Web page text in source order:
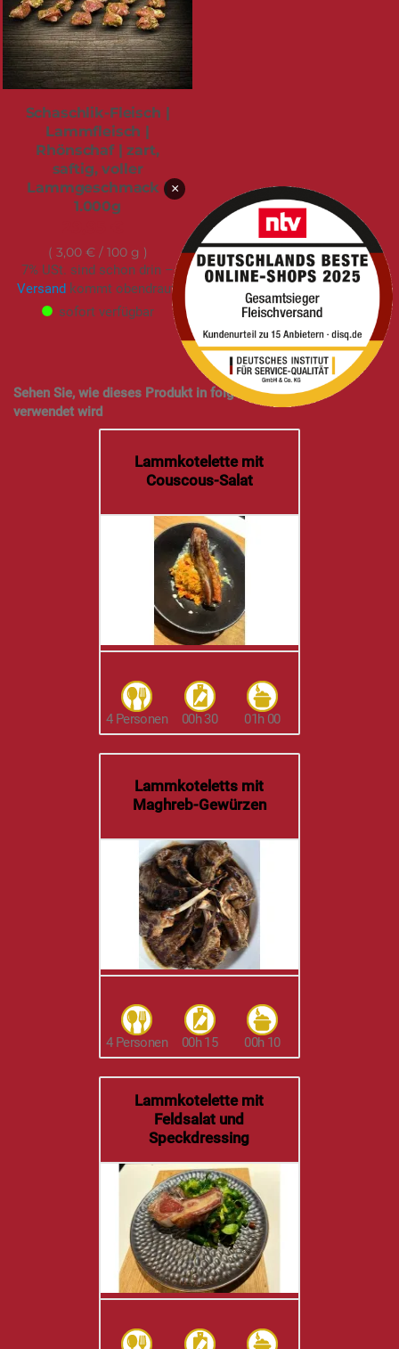
Schaschlik-Fleisch |
Lammfleisch |
Rhönschaf | zart,
saftig, voller
Lammgeschmack |
1.000g
3,00 €/ 100 g
7% USt. sind schon drin –
Versand kommt obendrauf.
sofort verfügbar
Sehen Sie, wie dieses Produkt in folgenden Rezepten
verwendet wird
Lammkotelette mit
Couscous-Salat
4 Personen 00h 30 01h 00
Lammkoteletts mit
Maghreb-Gewürzen
4 Personen 00h 15 00h 10
Lammkotelette mit
Feldsalat und
Speckdressing
×